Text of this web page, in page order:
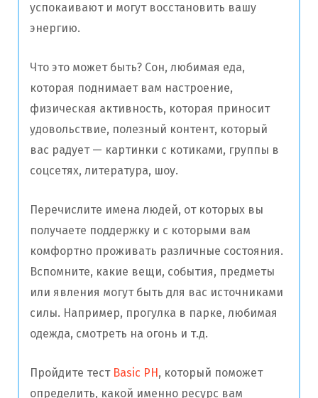
успокаивают и могут восстановить вашу
энергию.
Что это может быть? Сон, любимая еда,
которая поднимает вам настроение,
физическая активность, которая приносит
удовольствие, полезный контент, который
вас радует — картинки с котиками, группы в
соцсетях, литература, шоу.
Перечислите имена людей, от которых вы
получаете поддержку и с которыми вам
комфортно проживать различные состояния.
Вспомните, какие вещи, события, предметы
или явления могут быть для вас источниками
силы. Например, прогулка в парке, любимая
одежда, смотреть на огонь и т.д.
Пройдите тест Basic PH , который поможет
определить, какой именно ресурс вам